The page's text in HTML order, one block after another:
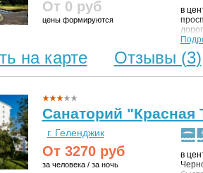
От 0 руб
цены формируются
в
на карте Отзывы (3)
Санаторий "Красная
г. Геленджик
От 3270руб
за человека / за ночь
в